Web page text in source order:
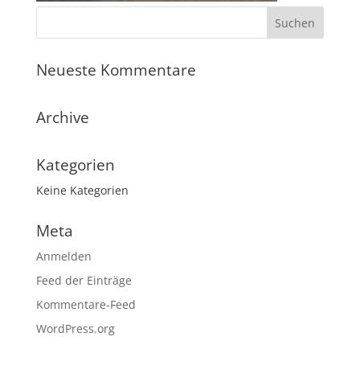
Neueste Kommentare
Archive
Kategorien
Keine Kategorien
Meta
Anmelden
Feed der Einträge
Kommentare-Feed
WordPress.org